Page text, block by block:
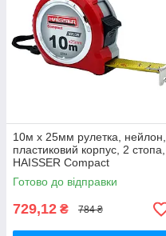
10м x 25мм рулетка, нейлон,
пластиковий корпус, 2 стопа,
HAISSER Compact
Готово до відправки
729,12 ₴ 784 ₴